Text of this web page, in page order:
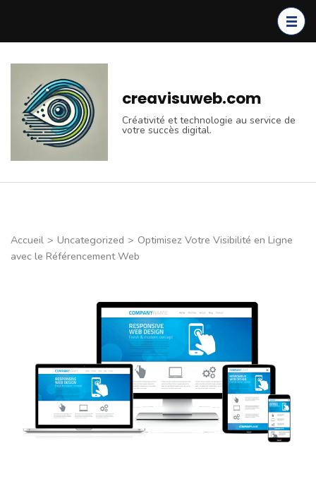
(Pressez
Entrée)
creavisuweb.com
Créativité et technologie au service de
votre succès digital.
Accueil > Uncategorized > Optimisez Votre Visibilité en Ligne
avec le Référencement Web